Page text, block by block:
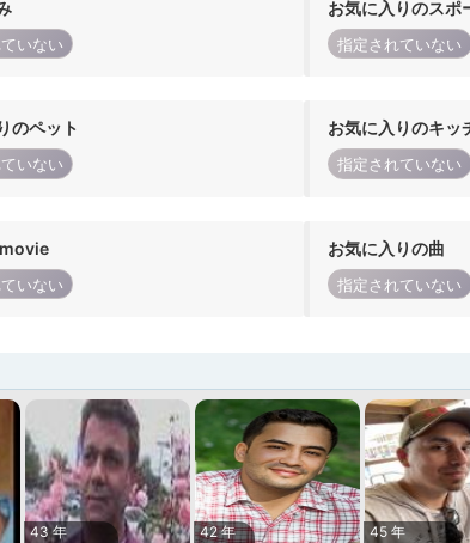
いない
お気に入りのスポ
指定されていない
のペット
いない
お気に入りのキッ
指定されていない
いない
お気に入りの曲
指定されていない
43 年
42 年
45 年